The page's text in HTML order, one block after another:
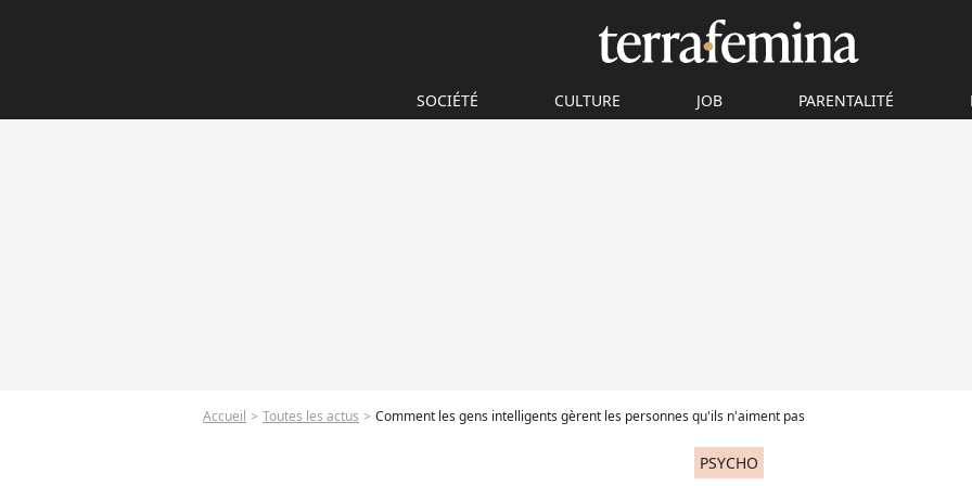
SOCIÉTÉ CULTURE JOB PARENTALITÉ
Accueil Toutes les actus Comment les gens intelligents gèrent les personnes qu'ils n'aiment pas
PSYCHO